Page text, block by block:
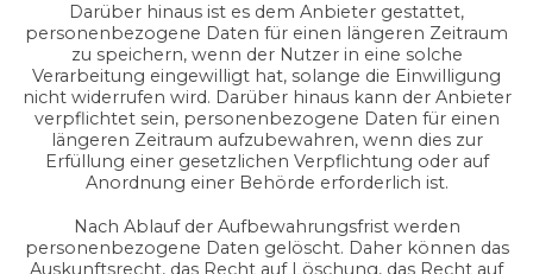
Darüber hinaus ist es dem Anbieter gestattet,
personenbezogene Daten für einen längeren Zeitraum
zu speichern, wenn der Nutzer in eine solche
Verarbeitung eingewilligt hat, solange die Einwilligung
nicht widerrufen wird. Darüber hinaus kann der Anbieter
verpflichtet sein, personenbezogene Daten für einen
längeren Zeitraum aufzubewahren, wenn dies zur
Erfüllung einer gesetzlichen Verpflichtung oder auf
Anordnung einer Behörde erforderlich ist.
Nach Ablauf der Aufbewahrungsfrist werden
personenbezogene Daten gelöscht. Daher können das
Auskunftsrecht, das Recht auf Löschung, das Recht auf